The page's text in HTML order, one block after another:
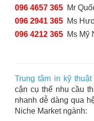
096 4657 365 Mr
096 2941 365 Ms
096 4212 365 Ms Mỹ
Trung tâm in kỹ thuật
cận cụ thể nhu cầu
nhanh dễ dàng qua
Niche Market ngành: